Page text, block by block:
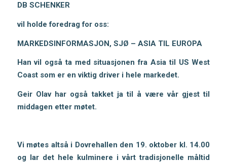
DB SCHENKER
vil holde foredrag for oss:
MARKEDSINFORMASJON, SJØ – ASIA TIL EUROPA
Han vil også ta med situasjonen fra Asia til US West
Coast som er en viktig driver i hele markedet.
Geir Olav har også takket ja til å være vår gjest til
middagen etter møtet.
Vi møtes altså i Dovrehallen den 19. oktober kl. 14.00
og lar det hele kulminere i vårt tradisjonelle måltid